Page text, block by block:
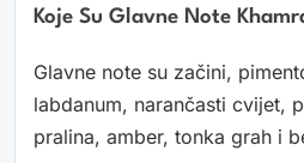
Koje Su Glavne Note
Glavne note su začini,
labdanum, narančasti cvijet,
pralina, amber, tonka grah i